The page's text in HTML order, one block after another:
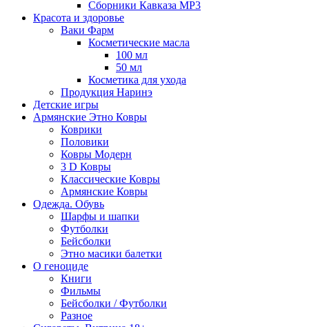
Сборники Кавказа MP3
Красота и здоровье
Ваки Фарм
Косметические масла
100 мл
50 мл
Косметика для ухода
Продукция Наринэ
Детские игры
Армянские Этно Ковры
Коврики
Половики
Ковры Модерн
3 D Ковры
Классические Ковры
Армянские Ковры
Одежда. Обувь
Шарфы и шапки
Футболки
Бейсболки
Этно масики балетки
О геноциде
Книги
Фильмы
Бейсболки / Футболки
Разное